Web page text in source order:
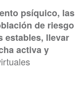
psíquico, las
de riesgo
estables, llevar
activa y